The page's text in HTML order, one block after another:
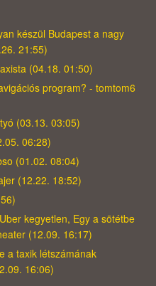
készül Budapest a nagy
21:55)
(04.18. 01:50)
program? - tomtom6
(03.13. 03:05)
06:28)
(01.02. 08:04)
(12.22. 18:52)
kegyetlen, Egy a sötétbe
(12.09. 16:17)
a taxik létszámának
16:06)